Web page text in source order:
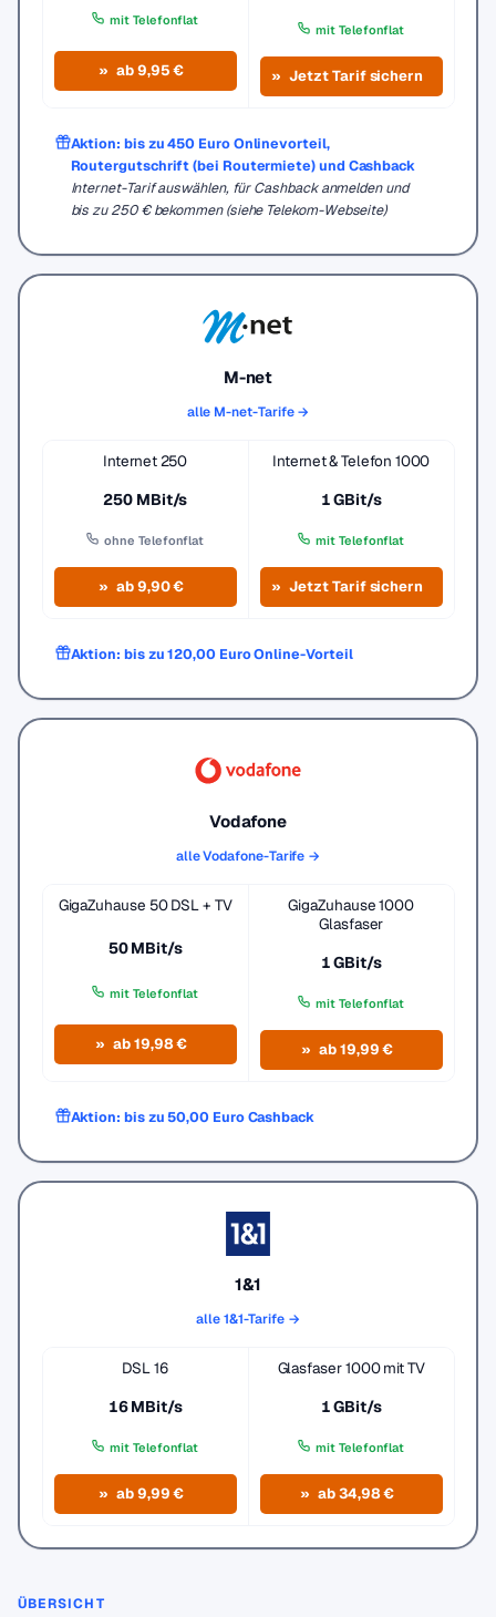
mit Telefonflat
ab 9,95 €
mit Telefonflat
Jetzt Tarif sichern
Aktion: bis zu 450 Euro Onlinevorteil,
Routergutschrift (bei Routermiete) und Cashback
Internet-Tarif auswählen, für Cashback anmelden und
bis zu 250 € bekommen (siehe Telekom-Webseite)
M-net
alle M-net-Tarife →
Internet 250
250 MBit/s
ohne Telefonflat
ab 9,90 €
Internet & Telefon 1000
1 GBit/s
mit Telefonflat
Jetzt Tarif sichern
Aktion: bis zu 120,00 Euro Online-Vorteil
Vodafone
alle Vodafone-Tarife →
GigaZuhause 50 DSL + TV
50 MBit/s
mit Telefonflat
ab 19,98 €
GigaZuhause 1000
Glasfaser
1 GBit/s
mit Telefonflat
ab 19,99 €
Aktion: bis zu 50,00 Euro Cashback
1&1
alle 1&1-Tarife →
DSL 16
16 MBit/s
mit Telefonflat
ab 9,99 €
Glasfaser 1000 mit TV
1 GBit/s
mit Telefonflat
ab 34,98 €
ÜBERSICHT